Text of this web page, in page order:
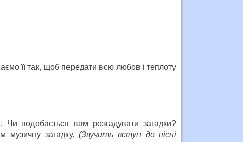
її так, щоб передати всю любов і теплоту
подобається вам розгадувати загадки?
загадку. (Звучить вступ до пісні